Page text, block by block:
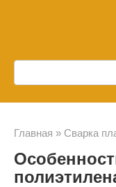
контенту
Главная » Сварка